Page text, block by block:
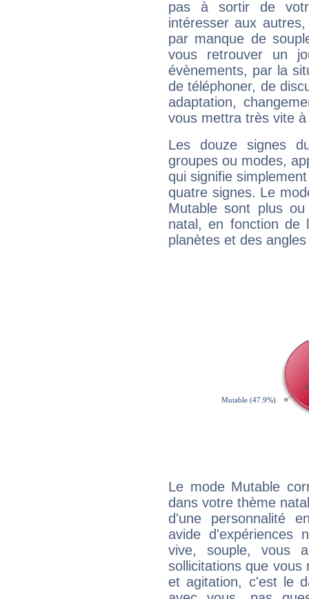
pas à sortir de
intéresser aux
par manque de
vous retrouver un
évènements, par la
de téléphoner, de
adaptation,
vous mettra très vite
Les douze signes
groupes ou modes,
qui signifie
quatre signes. Le
Mutable sont plus
natal, en fonction de
planètes et des
Le mode Mutable
dans votre thème
d'une personnalité
avide d'expériences
vive, souple, vous
sollicitations que vous
et agitation, c'est le